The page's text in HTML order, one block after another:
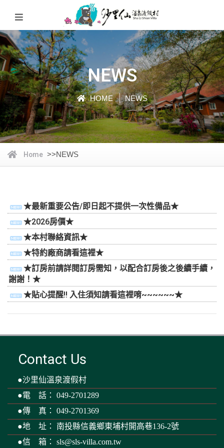
NEWS
HOME NEWS
Home >>NEWS
★最新重要公告/即日起不提供一次性備品★
★2026房價★
★本村聯絡資訊★
★特約廠商請看這裡★
★訂房前請詳閱訂房需知，以配合訂房後之後續手續，
謝謝！★
★貼心提醒!! 入住須知請看這裡唷~~~~~~★
Contact Us
●沙里仙溫泉渡假村
●電 話： 049-2701289
●傳 真： 049-2701369
●地 址： 南投縣信義鄉東埔村開高巷136-2號
●信 箱： sls@sls-villa.com.tw